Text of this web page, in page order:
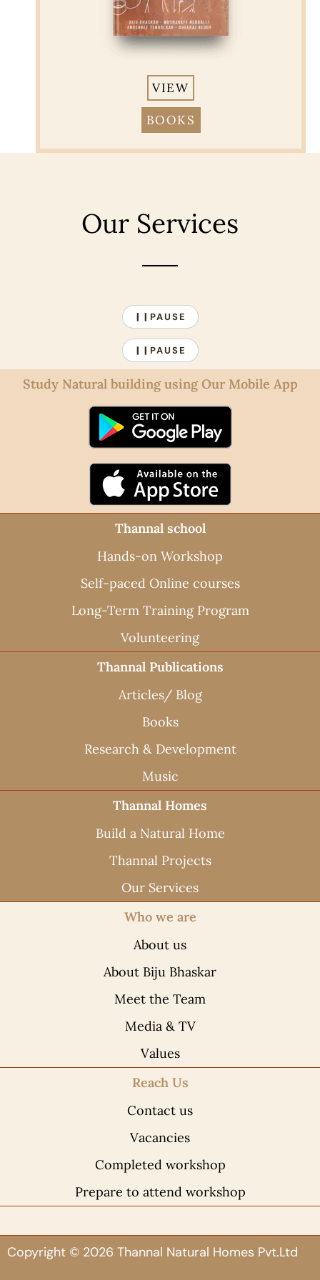
VIEW
BOOKS
Our Services
❙❙ PAUSE
❙❙ PAUSE
Study Natural building using Our Mobile App
Thannal school
Hands-on Workshop
Self-paced Online courses
Long-Term Training Program
Volunteering
Thannal Publications
Articles/ Blog
Books
Research & Development
Music
Thannal Homes
Build a Natural Home
Thannal Projects
Our Services
Who we are
About us
About Biju Bhaskar
Meet the Team
Media & TV
Values
Reach Us
Contact us
Vacancies
Completed workshop
Prepare to attend workshop
Copyright © 2026 Thannal Natural Homes Pvt.Ltd